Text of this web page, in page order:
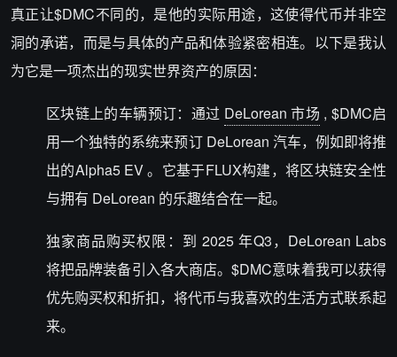
真正让$DMC不同的，是他的实际用途，这使得代币并非空
洞的承诺，而是与具体的产品和体验紧密相连。以下是我认
为它是一项杰出的现实世界资产的原因：
区块链上的车辆预订：通过 DeLorean 市场 , $DMC启
用一个独特的系统来预订 DeLorean 汽车，例如即将推
出的Alpha5 EV。它基于FLUX构建，将区块链安全性
与拥有 DeLorean 的乐趣结合在一起。
独家商品购买权限 ：到 2025 年Q3，DeLorean Labs
将把品牌装备引入各大商店。$DMC意味着我可以获得
优先购买权和折扣，将代币与我喜欢的生活方式联系起
来。